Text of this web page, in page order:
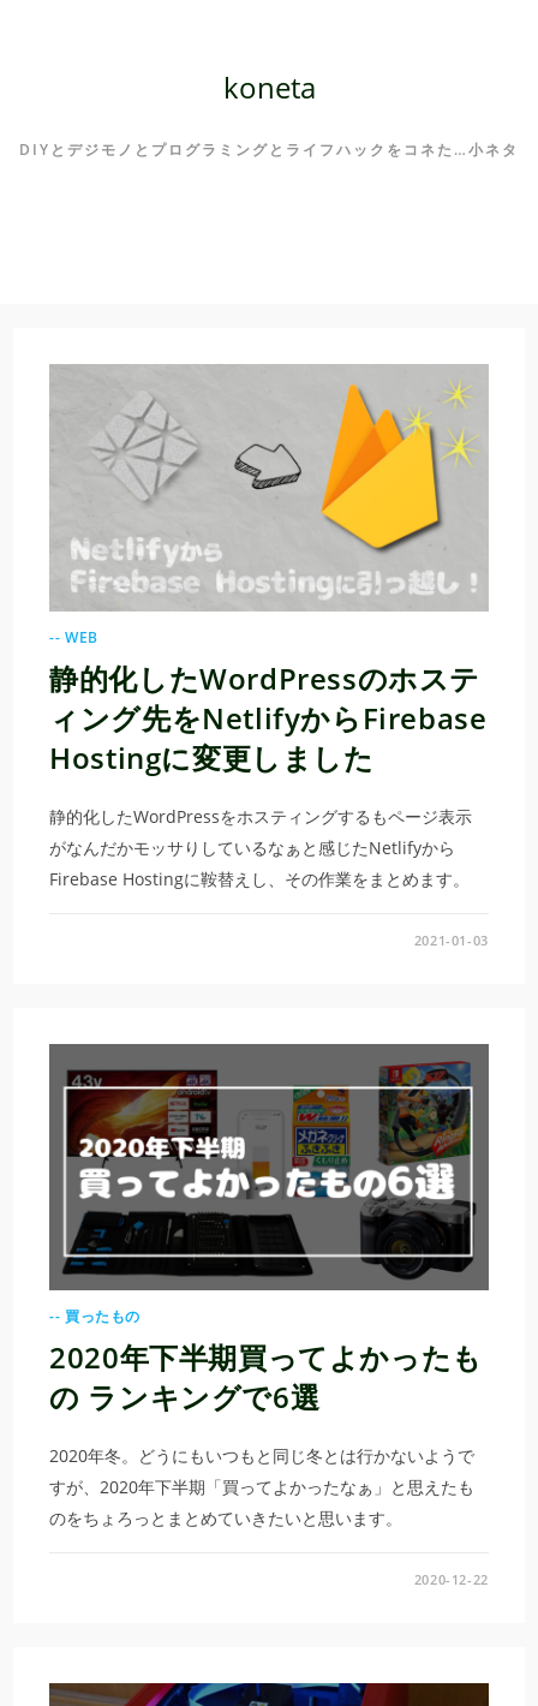
koneta
DIYとデジモノとプログラミングとライフハックをコネた…小ネタ
-- WEB
静的化したWordPressのホステ
ィング先をNetlifyからFirebase
Hostingに変更しました
静的化したWordPressをホスティングするもページ表示
がなんだかモッサりしているなぁと感じたNetlifyから
Firebase Hostingに鞍替えし、その作業をまとめます。
2021-01-03
-- 買ったもの
2020年下半期買ってよかったも
の ランキングで6選
2020年冬。どうにもいつもと同じ冬とは行かないようで
すが、2020年下半期「買ってよかったなぁ」と思えたも
のをちょろっとまとめていきたいと思います。
2020-12-22